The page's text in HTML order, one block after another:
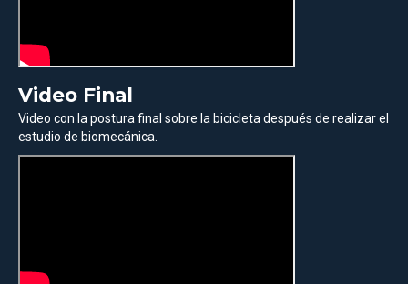
Video Final
Video con la postura final sobre la bicicleta después de realizar el
estudio de biomecánica.